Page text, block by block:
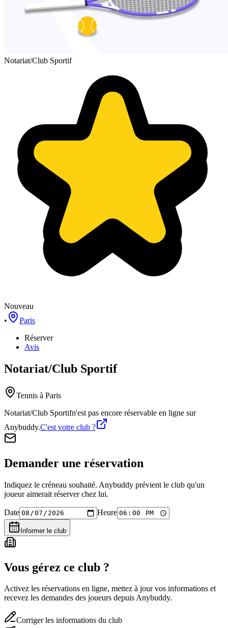
Notariat/Club Sportif
Nouveau
•
Paris
Réserver
Avis
Notariat/Club Sportif
Tennis à Paris
Notariat/Club Sportifn'est pas encore réservable en ligne sur
Anybuddy.C'est votre club ?
Demander une réservation
Indiquez le créneau souhaité. Anybuddy prévient le club qu'un
joueur aimerait réserver chez lui.
Date Heure
Informer le club
Vous gérez ce club ?
Activez les réservations en ligne, mettez à jour vos informations et
recevez les demandes des joueurs depuis Anybuddy.
Corriger les informations du club